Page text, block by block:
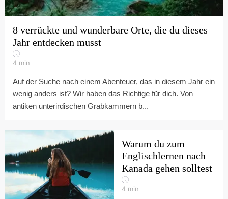
8 verrückte und wunderbare Orte, die du dieses
Jahr entdecken musst
4 min
Auf der Suche nach einem Abenteuer, das in diesem Jahr ein
wenig anders ist? Wir haben das Richtige für dich. Von
antiken unterirdischen Grabkammern b...
Warum du zum
Englischlernen nach
Kanada gehen solltest
4 min